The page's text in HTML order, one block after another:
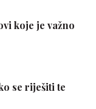
koje je važno
se riješiti te